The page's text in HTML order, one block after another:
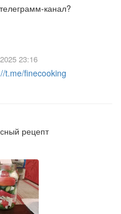
канал?
23:16
t.me/finecooking
рецепт